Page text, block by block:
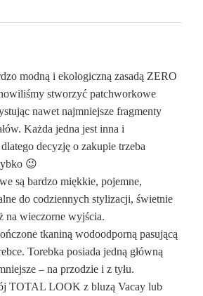
modną i ekologiczną zasadą ZERO
stworzyć patchworkowe
nawet najmniejsze fragmenty
Każda jedna jest inna i
decyzję o zakupie trzeba
😉
są bardzo miękkie, pojemne,
do codziennych stylizacji, świetnie
na wieczorne wyjścia.
tkaniną wodoodporną pasującą
Torebka posiada jedną główną
– na przodzie i z tyłu.
TOTAL LOOK z bluzą Vacay lub